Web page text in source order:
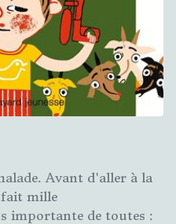
Avant d'aller à la
fait mille
importante de toutes :